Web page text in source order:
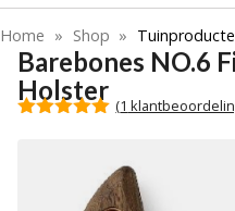
Home » Shop »
Barebones NO.6
Holster (1